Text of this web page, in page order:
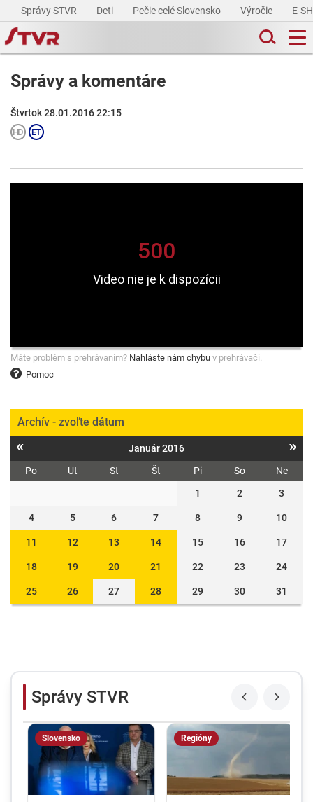
Správy STVR Deti Pečie celé Slovensko Výročie E-
Správy a komentáre
Štvrtok 28.01.2016 22:15
Pomoc
Máte problém s prehrávaním? Nahláste nám chybu v prehrávači.
Archív - zvoľte dátum
« Január 2016 »
Po Ut St Št Pi So
Ne
1
2 3
4 5 6 7 8 9 10
11 12 13 14 15 16 17
18 19 20 21 22 23 24
25 26 27 28 29 30 31
Správy STVR
Slovensko Regióny